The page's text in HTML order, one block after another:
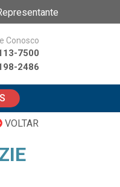
Conosco
7500
2486
VOLTAR